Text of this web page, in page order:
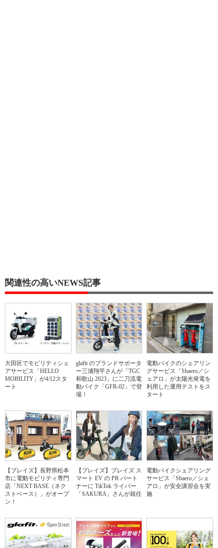
関連性の高いNEWS記事
大田区でモビリティシェ
アサービス「HELLO
MOBILITY」が4/12スタ
ート
glafit のブランドサポータ
ー三浦翔平さんが「TGC
和歌山 2023」に二刀流電
動バイク「GFR-02」で登
場！
電動バイクのシェアリン
グサービス「Shaero／シ
ェアロ」が太陽光発電を
利用した運用テストをス
タート
【ブレイズ】長野県松本
市に電動モビリティ専門
店「NEXT BASE（ネク
ストベース）」がオープ
ン！
【ブレイズ】ブレイズ ス
マート EV の PR パート
ナーに TikTok ライバー
「SAKURA」さんが就任
電動バイクシェアリング
サービス「Shaero／シェ
アロ」が安全講習会を実
施